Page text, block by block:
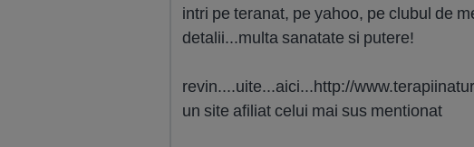
intri pe teranat, pe yahoo, pe clubul de
detalii...multa sanatate si putere!
revin....uite...aici...http://
un site afiliat celui mai sus mentionat